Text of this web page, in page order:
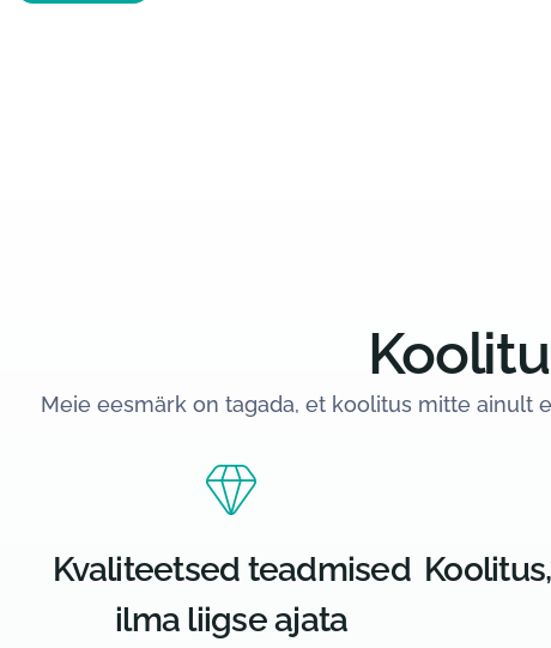
Meie eesmärk on tagada, et koolitus mitte ainult
Kvaliteetsed teadmised
ilma liigse ajata